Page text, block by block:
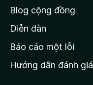
ủ
M
o
i
Blog cộng đồng
Diễn đàn
Báo cáo một lỗi
Hướng dẫn đánh giá